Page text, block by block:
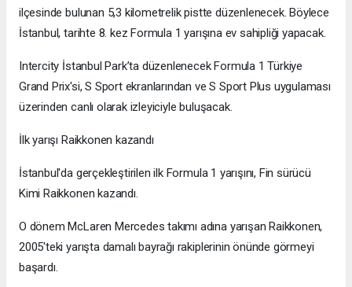
ilçesinde bulunan 5,3 kilometrelik pistte düzenlenecek. Böylece
İstanbul, tarihte 8. kez Formula 1 yarışına ev sahipliği yapacak.
Intercity İstanbul Park’ta düzenlenecek Formula 1 Türkiye
Grand Prix'si, S Sport ekranlarından ve S Sport Plus uygulaması
üzerinden canlı olarak izleyiciyle buluşacak.
İlk yarışı Raikkonen kazandı
İstanbul'da gerçekleştirilen ilk Formula 1 yarışını, Fin sürücü
Kimi Raikkonen kazandı.
O dönem McLaren Mercedes takımı adına yarışan Raikkonen,
2005'teki yarışta damalı bayrağı rakiplerinin önünde görmeyi
başardı.